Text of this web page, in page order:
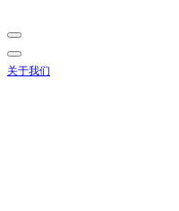
关于我们